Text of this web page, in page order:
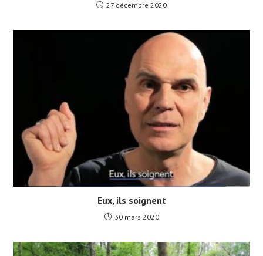
27 décembre 2020
Eux, ils soignent
30 mars 2020